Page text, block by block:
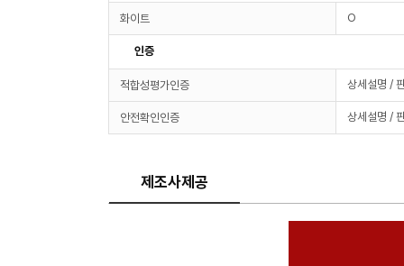
화이트 O
인증
적합성평가인증 상세설명 /
안전확인인증 상세설명 /
제조사제공